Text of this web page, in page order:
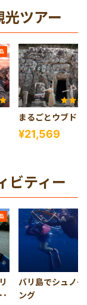
光ツアー
まるごとウブド！
¥21,569
ビティー
バリ島でシュノ
ング